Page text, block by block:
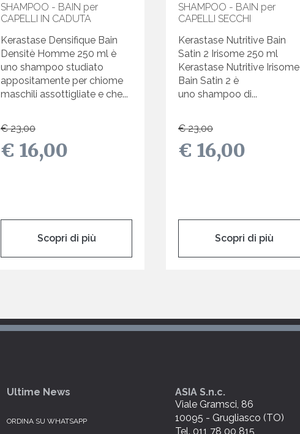
SHAMPOO - BAIN per
CAPELLI IN CADUTA
Kerastase Densifique Bain
Densitè Homme 250 ml è
uno shampoo studiato
appositamente per chiome
maschili assottigliate e che...
€ 23,00
€ 16,00
Scopri di più
SHAMPOO - BAIN per
CAPELLI SECCHI
Kerastase Nutritive Bain
Satin 2 Irisome 250 ml
Kerastase Nutritive Irisome
Bain Satin 2 è
uno shampoo di...
€ 23,00
€ 16,00
Scopri di più
Ultime News
ORDINA SU WHATSAPP
ASIA S.n.c.
Viale Gramsci, 86
10095 - Grugliasco (TO)
Tel. 011 78 00 815